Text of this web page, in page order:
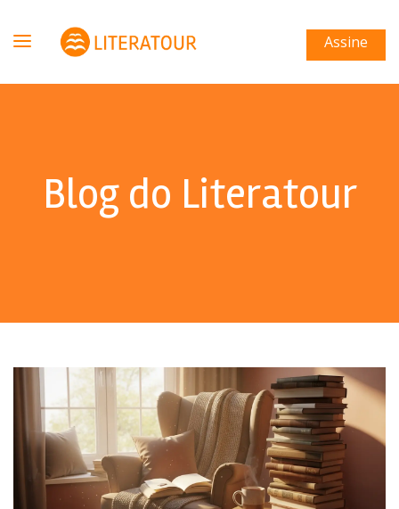
Assine
Blog do Literatour